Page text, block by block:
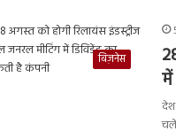
बिज़नेस